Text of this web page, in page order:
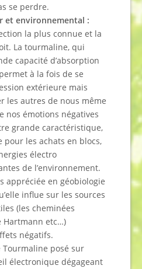
se perdre.
et environnemental :
la plus connue et la
La tourmaline, qui
capacité d’absorption
à la fois de se
extérieure mais
les autres de nous même
nos émotions négatives
grande caractéristique,
les achats en blocs,
électro
de l’environnement.
appréciée en géobiologie
influe sur les sources
(les cheminées
etc…)
négatifs.
posé sur
électronique dégageant